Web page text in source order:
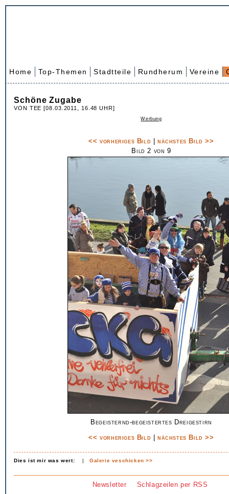
Home Top-Themen Stadtteile Rundherum Vereine
Schöne Zugabe
VON TEE [08.03.2011, 16.48 UHR]
Werbung
<< vorheriges Bild
nächstes Bild >>
Bild 2 von 9
Begeisternd-begeistertes Dreigestirn
<< vorheriges Bild
nächstes Bild >>
Dies ist mir was wert: |Galerie veschicken >>
Newsletter Schlagzeilen per RSS